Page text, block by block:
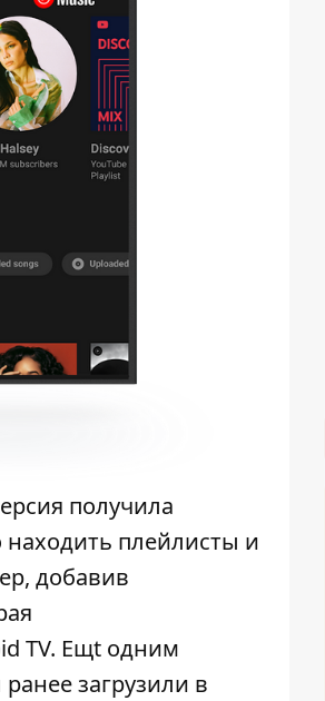
получила
плейлисты и
добавив
TV. Ещt одним
загрузили в